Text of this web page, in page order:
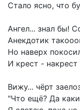
Стало ясно, что
Ангел... знал бы!
Анекдотик
Но наверх
И крест - накрест
Вижу... чёрт
"Что ещё? Да